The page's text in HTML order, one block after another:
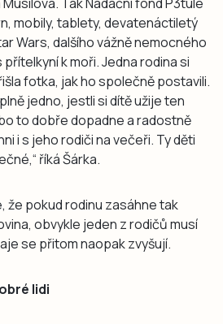
mobily, tablety, devatenáctiletý
Wars, dalšího vážně nemocného
k moři. Jedna rodina si
fotka, jak ho společně postavili.
jedno, jestli si dítě užije ten
to dobře dopadne a radostně
i s jeho rodiči na večeři. Ty děti
říká Šárka.
že pokud rodinu zasáhne tak
obvykle jeden z rodičů musí
se přitom naopak zvyšují.
lidi